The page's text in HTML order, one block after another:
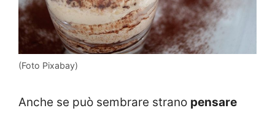
(Foto Pixabay)
Anche se può sembrare strano pensare